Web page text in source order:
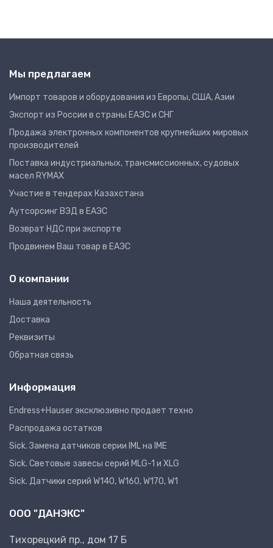
Мы предлагаем
Импорт товаров и оборудования из Европы, США, Азии
Экспорт из России в страны ЕАЭС и СНГ
Продажа электронных компонентов крупнейших мировых
производителей
Поставка индустриальных, трансмиссионных, судовых
масел RYMAX
Участие в тендерах Казахстана
Аутсорсинг ВЭД в ЕАЭС
Возврат НДС при экспорте
Продвинем Ваш товар в ЕАЭС
О компании
Наша деятельность
Доставка
Реквизиты
Обратная связь
Информация
Endress+Hauser эксклюзивно продает техно
Распродажа остатков
Sick. Замена датчиков серии IML на IME
Sick. Световые завесы серий MLG-1 и XLG
Sick. Датчики серий W140, W160, W170, W1
ООО "ДАНЭКС"
Тихорецкий пр., дом 17 Б